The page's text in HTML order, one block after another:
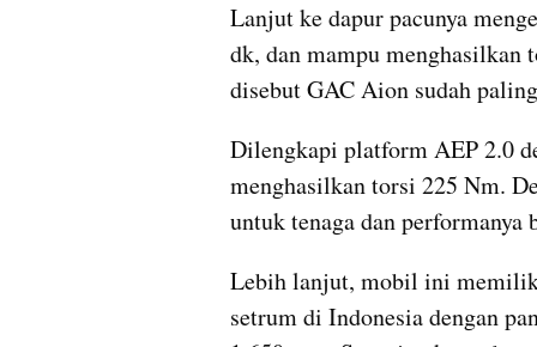
Lanjut ke dapur pacunya
dk, dan mampu menghasilkan
disebut GAC Aion sudah
Dilengkapi platform AEP 2.0
menghasilkan torsi 225 Nm.
untuk tenaga dan
Lebih lanjut, mobil ini
setrum di Indonesia dengan